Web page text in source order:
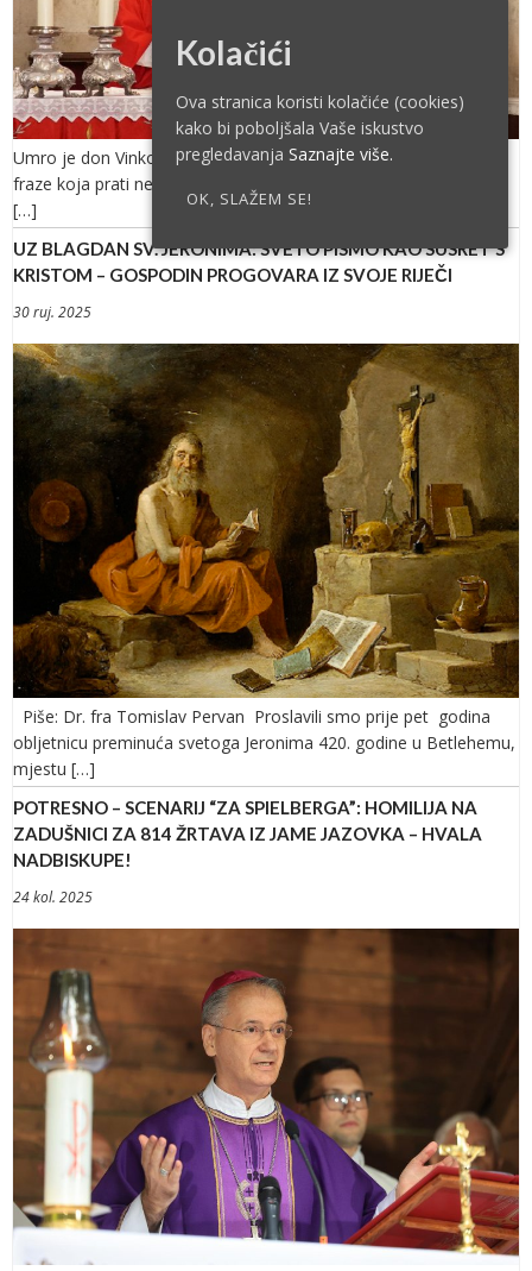
Umro je don Vinko Sanader. Iza te hladne konstatacije, gotovo
fraze koja prati neumitnu sudbinu čovjeka kao bića sazdana od
[…]
UZ BLAGDAN SV. JERONIMA: SVETO PISMO KAO SUSRET S
KRISTOM – GOSPODIN PROGOVARA IZ SVOJE RIJEČI
30 ruj. 2025
Piše: Dr. fra Tomislav Pervan Proslavili smo prije pet godina
obljetnicu preminuća svetoga Jeronima 420. godine u Betlehemu,
mjestu […]
POTRESNO – SCENARIJ “ZA SPIELBERGA”: HOMILIJA NA
ZADUŠNICI ZA 814 ŽRTAVA IZ JAME JAZOVKA – HVALA
NADBISKUPE!
24 kol. 2025
Kolačići
Ova stranica koristi kolačiće (cookies)
kako bi poboljšala Vaše iskustvo
pregledavanja Saznajte više.
OK, SLAŽEM SE!